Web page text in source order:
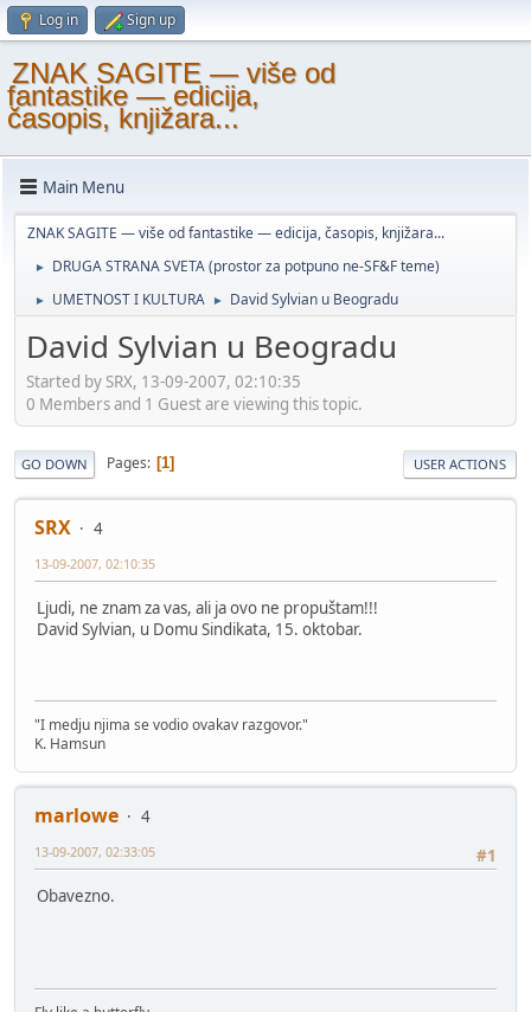
Log in Sign up
ZNAK SAGITE — više od
fantastike — edicija,
časopis, knjižara...
Main Menu
ZNAK SAGITE — više od fantastike — edicija, časopis, knjižara...
► DRUGA STRANA SVETA (prostor za potpuno ne-SF&F teme)
► UMETNOST I KULTURA ► David Sylvian u Beogradu
David Sylvian u Beogradu
Started by SRX, 13-09-2007, 02:10:35
0 Members and 1 Guest are viewing this topic.
GO DOWN Pages 1 USER ACTIONS
SRX 4
13-09-2007, 02:10:35
Ljudi, ne znam za vas, ali ja ovo ne propuštam!!!
David Sylvian, u Domu Sindikata, 15. oktobar.
"I medju njima se vodio ovakav razgovor."
K. Hamsun
marlowe
4
#1
13-09-2007, 02:33:05
Obavezno.